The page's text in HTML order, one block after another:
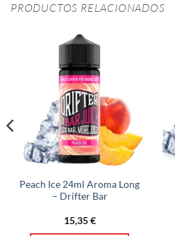
PRODUCTOS RELACIONADOS
Peach Ice 24ml Aroma Long
– Drifter Bar
15,35€